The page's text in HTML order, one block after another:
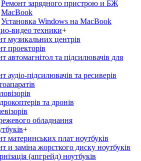
Ремонт зарядного пристрою и БЖ
MacBook
Установка Windows на MacBook
видео техники+
музикальних центрів
проекторів
автомагнітол та підсилювачів для
аудіо-підсилювачів та ресиверів
та дронів
обладнання
+
материнських плат ноутбуків
и заміна жорсткого диску ноутбуків
(апгрейд) ноутбуків